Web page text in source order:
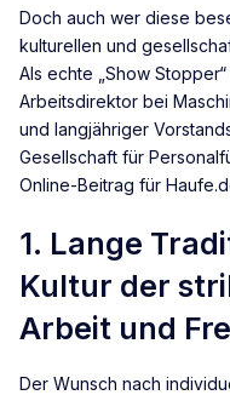
Doch auch wer diese
kulturellen und
Als echte „Show
Arbeitsdirektor bei
und langjähriger
Gesellschaft für
Online-Beitrag für
1. Lange
Kultur der
Arbeit und
Der Wunsch nach